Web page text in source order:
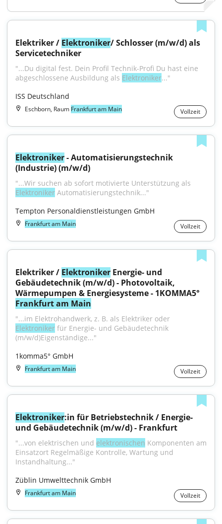
Elektriker / Elektroniker/ Schlosser (m/w/d) als
Servicetechniker
"...Du digital fest. Dein Profil Technik-Profi Du hast eine
abgeschlossene Ausbildung als Elektroniker..."
ISS Deutschland
Eschborn, Raum Frankfurt am Main Vollzeit
Elektroniker - Automatisierungstechnik
(Industrie) (m/w/d)
Elektroniker Automatisierungstechnik..."
Tempton Personaldienstleistungen GmbH
Frankfurt am Main Vollzeit
Elektriker / Elektroniker Energie- und
Gebäudetechnik (m/w/d) - Photovoltaik,
Frankfurt am Main
Elektroniker für Energie- und Gebäudetechnik
(m/w/d)Eigenständige..."
1komma5° GmbH
Frankfurt am Main Vollzeit
Elektroniker:in für Betriebstechnik / Energie-
und Gebäudetechnik (m/w/d) - Frankfurt
"...von elektrischen und elektronischen Komponenten am
Einsatzort Regelmäßige Kontrolle, Wartung und
Instandhaltung..."
Züblin Umwelttechnik GmbH
Frankfurt am Main Vollzeit